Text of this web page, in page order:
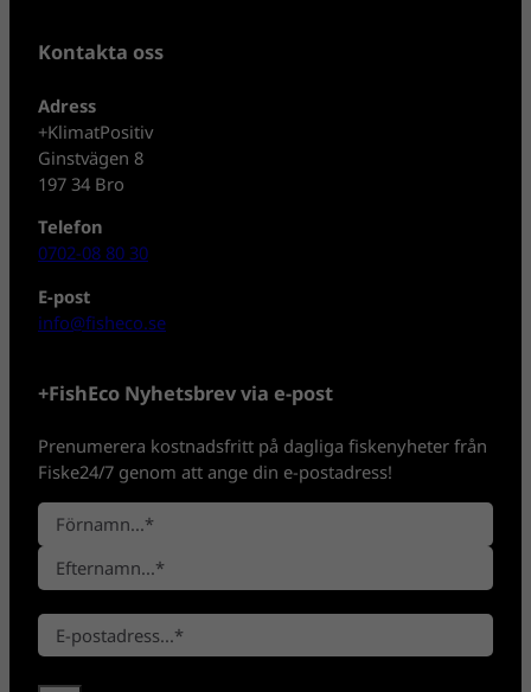
Kontakta oss
Adress
+KlimatPositiv
Ginstvägen 8
197 34 Bro
Telefon
0702-08 80 30
E-post
info@fisheco.se
+FishEco Nyhetsbrev via e-post
Prenumerera kostnadsfritt på dagliga fiskenyheter från
Fiske24/7 genom att ange din e-postadress!
N
a
n
*
F
ö
r
a
t
e
E
-